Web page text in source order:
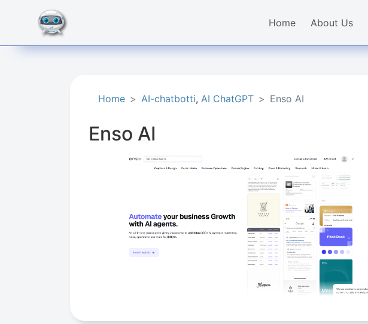
Home About Us
Home AI-chatbotti, AI ChatGPT Enso AI
Enso AI